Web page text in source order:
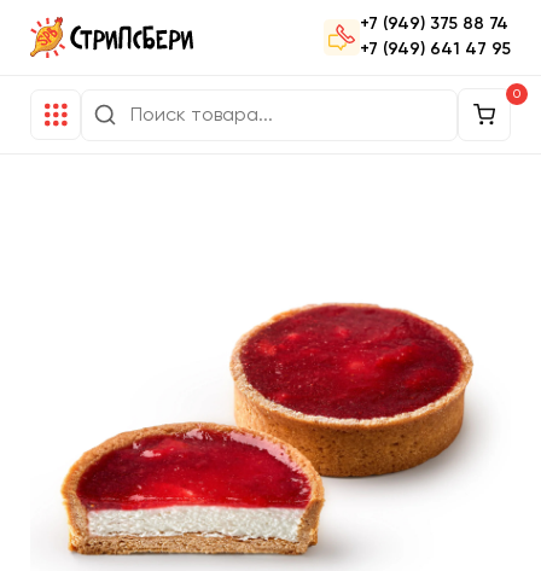
+7 (949) 375 88 74
+7 (949) 641 47 95
0